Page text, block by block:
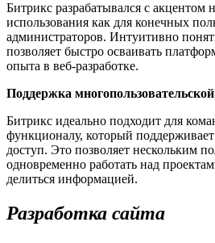
Битрикс разрабатывался с акцентом
использования как для конечных
администраторов. Интуитивно
позволяет быстро осваивать
опыта в веб-разработке.
Поддержка
Битрикс идеально подходит для
функционалу, который
доступ. Это позволяет нескольким
одновременно работать над
делиться информацией.
Разработка сайта